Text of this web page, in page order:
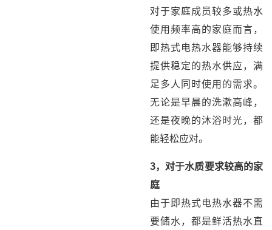
对于家庭成员较多或热水
使用频率高的家庭而言，
即热式电热水器能够持续
提供稳定的热水供应，满
足多人同时使用的需求。
无论是早晨的洗漱高峰，
还是夜晚的沐浴时光，都
能轻松应对。
3，对于水质要求较高的家
庭
由于即热式电热水器不需
要储水，都是鲜活热水直